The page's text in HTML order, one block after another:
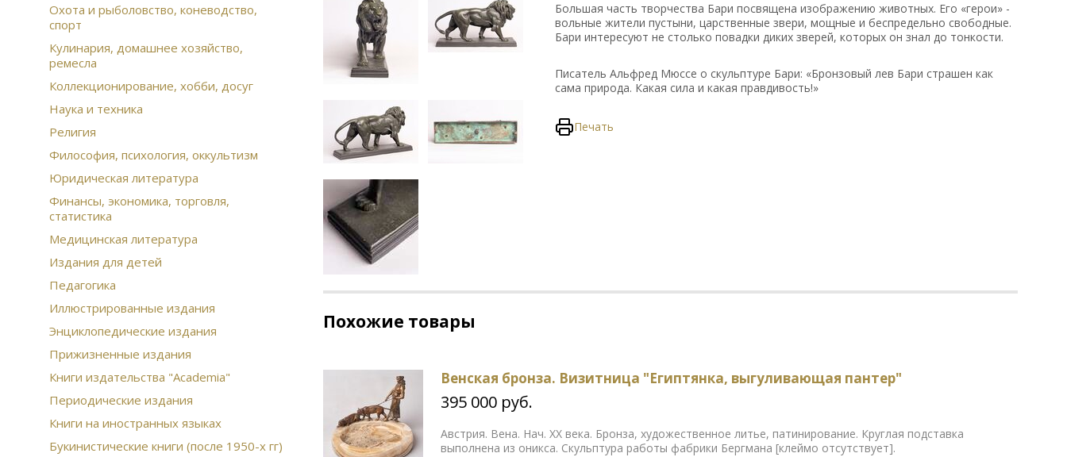
Охота и рыболовство, коневодство,
спорт
Кулинария, домашнее хозяйство,
ремесла
Коллекционирование, хобби, досуг
Наука и техника
Религия
Философия, психология, оккультизм
Юридическая литература
Финансы, экономика, торговля,
статистика
Медицинская литература
Издания для детей
Педагогика
Иллюстрированные издания
Энциклопедические издания
Прижизненные издания
Книги издательства "Academia"
Периодические издания
Книги на иностранных языках
Букинистические книги (после 1950-х гг)
Большая часть творчества Бари посвящена изображению животных. Его «герои» -
вольные жители пустыни, царственные звери, мощные и беспредельно свободные.
Бари интересуют не столько повадки диких зверей, которых он знал до тонкости.
Писатель Альфред Мюссе о скульптуре Бари: «Бронзовый лев Бари страшен как
сама природа. Какая сила и какая правдивость!»
Печать
Похожие товары
Венская бронза. Визитница "Египтянка, выгуливающая пантер"
395 000 руб.
Австрия. Вена. Нач. ХХ века. Бронза, художественное литье, патинирование. Круглая подставка
выполнена из оникса. Скульптура работы фабрики Бергмана [клеймо отсутствует].